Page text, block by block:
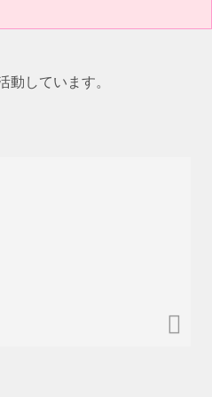
動しています。